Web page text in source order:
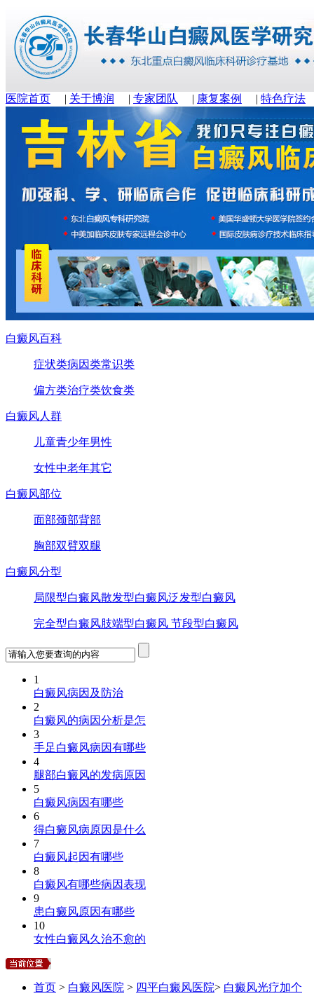
医院首页 | 关于博润 | 专家团队 | 康复案例 | 特色疗法
白癜风百科
症状类病因类常识类
偏方类治疗类饮食类
白癜风人群
儿童青少年男性
女性中老年其它
白癜风部位
面部颈部背部
胸部双臂双腿
白癜风分型
局限型白癜风散发型白癜风泛发型白癜风
完全型白癜风肢端型白癜风 节段型白癜风
1
白癜风病因及防治
2
白癜风的病因分析是怎
3
手足白癜风病因有哪些
4
腿部白癜风的发病原因
5
白癜风病因有哪些
6
得白癜风病原因是什么
7
白癜风起因有哪些
8
白癜风有哪些病因表现
9
患白癜风原因有哪些
10
女性白癜风久治不愈的
首页 > 白癜风医院 > 四平白癜风医院> 白癜风光疗加个